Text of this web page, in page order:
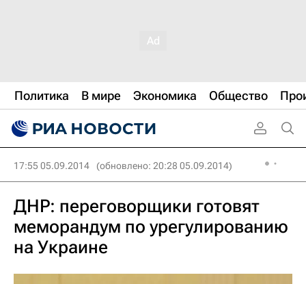
Политика В мире Экономика Общество
17:55 05.09.2014 (обновлено: 20:28 05.09.2014)
ДНР: переговорщики готовят
меморандум по урегулированию
на Украине